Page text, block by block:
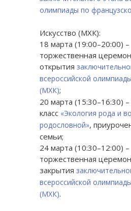
олимпиады по
Искусство (МХК):
18 марта (19:00–20:00) –
торжественная
открытия
всероссийской
(МХК);
20 марта (15:30–16:30)
класс «Экология рода и
родословной»,
семьи;
24 марта (10:30–12:00) –
торжественная
закрытия
всероссийской
(МХК).